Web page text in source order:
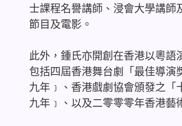
士課程名譽講師、浸會大學講
節目及電影。
此外，鍾氏亦開創在香港以粵
包括四屆香港舞台劇「最佳導
九年﹞、香港戲劇協會頒發之
九年﹞、以及二零零零年香港藝